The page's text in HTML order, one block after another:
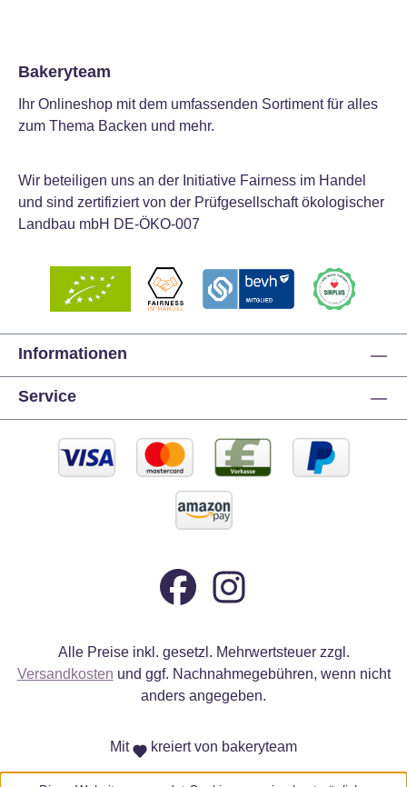
Bakeryteam
Ihr Onlineshop mit dem umfassenden Sortiment für alles
zum Thema Backen und mehr.
Wir beteiligen uns an der Initiative Fairness im Handel
und sind zertifiziert von der Prüfgesellschaft ökologischer
Landbau mbH DE-ÖKO-007
Informationen
Service
Alle Preise inkl. gesetzl. Mehrwertsteuer zzgl.
Versandkosten und ggf. Nachnahmegebühren, wenn nicht
anders angegeben.
Mit kreiert von bakeryteam